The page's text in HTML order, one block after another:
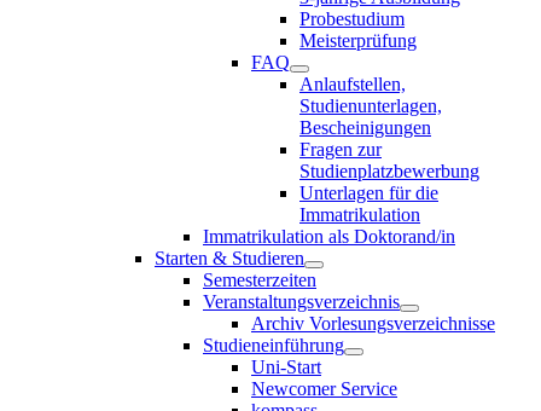
Probestudium
Meisterprüfung
FAQ
Anlaufstellen,
Studienunterlagen,
Bescheinigungen
Fragen zur
Studienplatzbewerbung
Unterlagen für die
Immatrikulation
Immatrikulation als Doktorand/in
Starten & Studieren
Semesterzeiten
Veranstaltungsverzeichnis
Archiv Vorlesungsverzeichnisse
Studieneinführung
Uni-Start
Newcomer Service